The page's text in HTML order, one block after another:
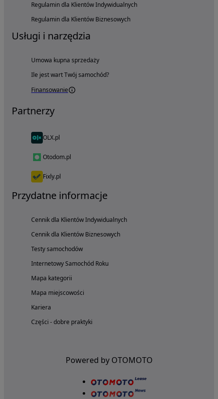
Regulamin dla Klientów Indywidualnych
Regulamin dla Klientów Biznesowych
Usługi i narzędzia
Umowa kupna sprzedaży
Ile jest wart Twój samochód?
Finansowanie
Partnerzy
OLX.pl
Otodom.pl
Fixly.pl
Przydatne informacje
Cennik dla Klientów Indywidualnych
Cennik dla Klientów Biznesowych
Testy samochodów
Internetowy Samochód Roku
Mapa kategorii
Mapa miejscowości
Kariera
Części - dobre praktyki
Powered by OTOMOTO